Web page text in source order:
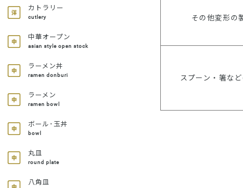
カトラリー
cutlery
中華オープン
asian style open stock
ラーメン丼
ramen donburi
ラーメン
ramen bowl
ボール･玉丼
bowl
丸皿
round plate
八角皿
その他変形の
スプーン・箸な